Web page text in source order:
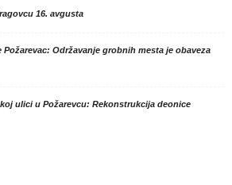
16. avgusta
Održavanje grobnih mesta je obaveza
ulici u Požarevcu: Rekonstrukcija deonice